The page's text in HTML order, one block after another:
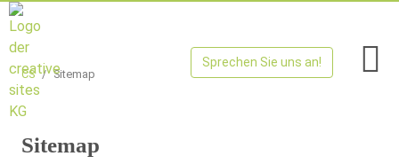
Zur Navigation springen
Zum Inhalt springen
Sprechen Sie uns an!
CS Sitemap
Sitemap